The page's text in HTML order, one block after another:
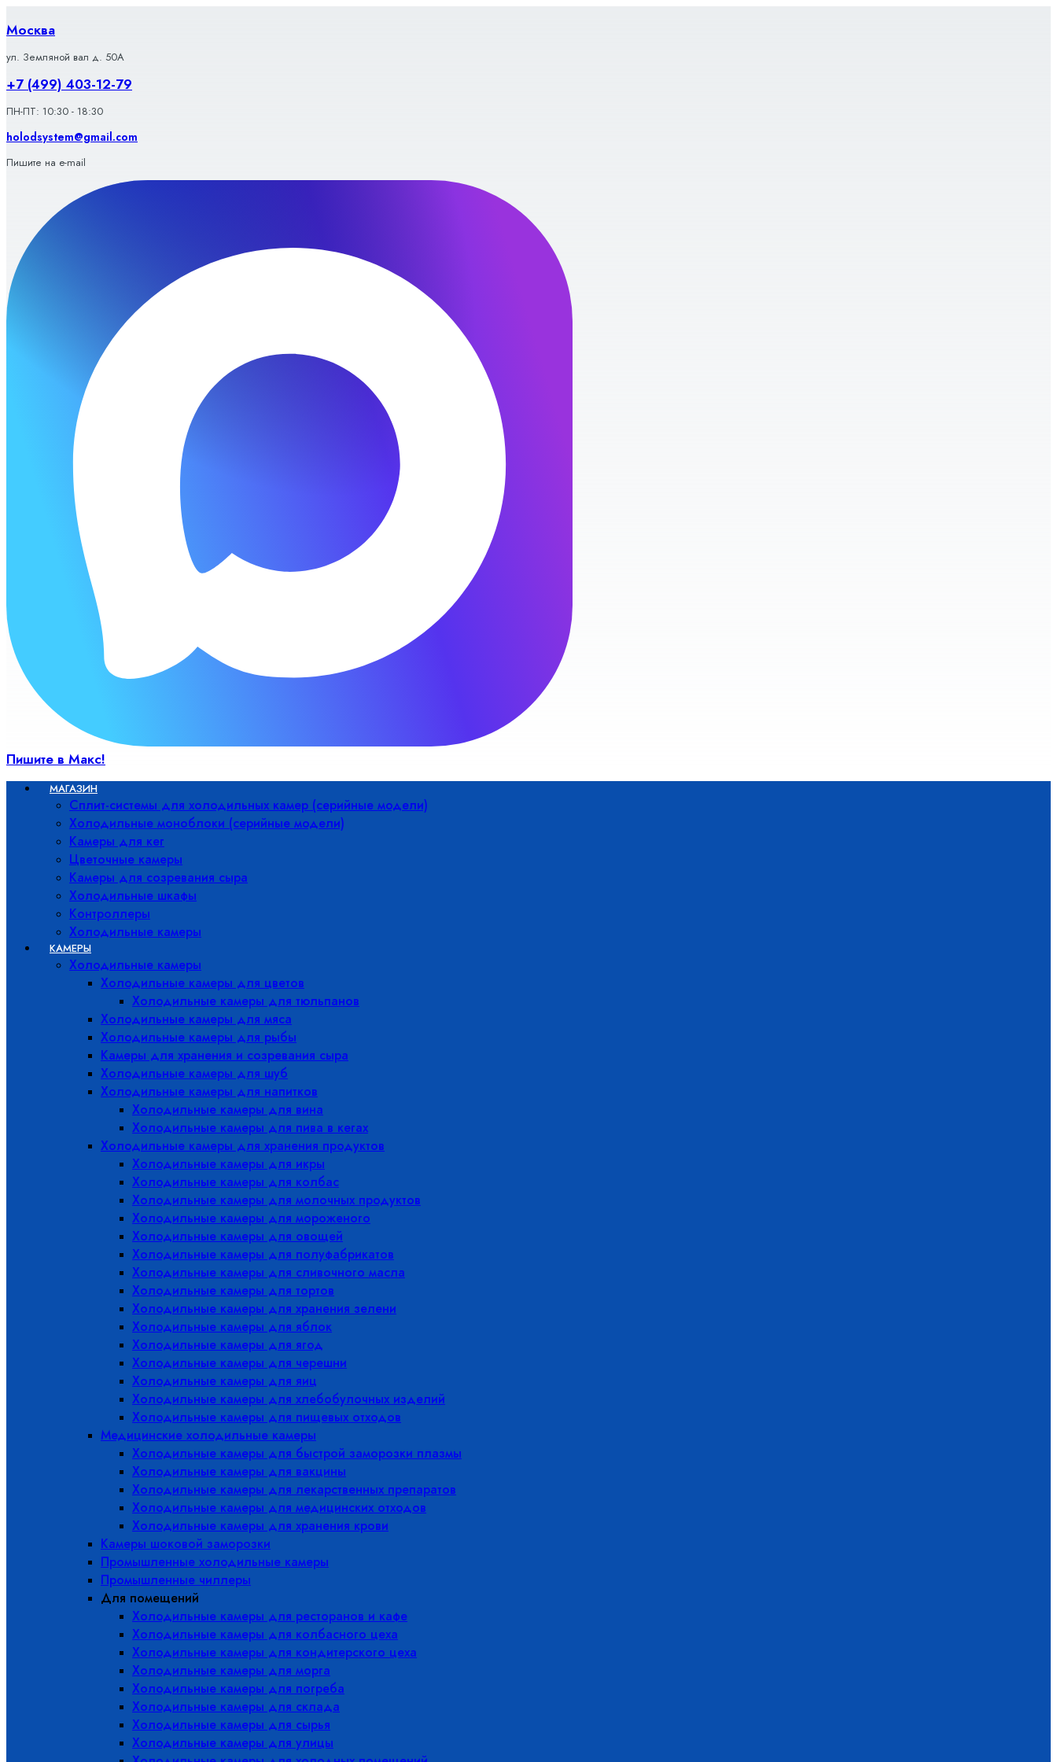
к
содержимому
Москва
ул. Земляной вал д. 50А
+7 (499) 403-12-79
ПН-ПТ: 10:30 - 18:30
holodsystem@gmail.com
Пишите на e-mail
Пишите в Макс!
МАГАЗИН
Сплит-системы для холодильных камер (серийные модели)
Холодильные моноблоки (серийные модели)
Камеры для кег
Цветочные камеры
Камеры для созревания сыра
Холодильные шкафы
Контроллеры
Холодильные камеры
КАМЕРЫ
Холодильные камеры
Холодильные камеры для цветов
Холодильные камеры для тюльпанов
Холодильные камеры для мяса
Холодильные камеры для рыбы
Камеры для хранения и созревания сыра
Холодильные камеры для шуб
Холодильные камеры для напитков
Холодильные камеры для вина
Холодильные камеры для пива в кегах
Холодильные камеры для хранения продуктов
Холодильные камеры для икры
Холодильные камеры для колбас
Холодильные камеры для молочных продуктов
Холодильные камеры для мороженого
Холодильные камеры для овощей
Холодильные камеры для полуфабрикатов
Холодильные камеры для сливочного масла
Холодильные камеры для тортов
Холодильные камеры для хранения зелени
Холодильные камеры для яблок
Холодильные камеры для ягод
Холодильные камеры для черешни
Холодильные камеры для яиц
Холодильные камеры для хлебобулочных изделий
Холодильные камеры для пищевых отходов
Медицинские холодильные камеры
Холодильные камеры для быстрой заморозки плазмы
Холодильные камеры для вакцины
Холодильные камеры для лекарственных препаратов
Холодильные камеры для медицинских отходов
Холодильные камеры для хранения крови
Камеры шоковой заморозки
Промышленные холодильные камеры
Промышленные чиллеры
Для помещений
Холодильные камеры для ресторанов и кафе
Холодильные камеры для колбасного цеха
Холодильные камеры для кондитерского цеха
Холодильные камеры для морга
Холодильные камеры для погреба
Холодильные камеры для склада
Холодильные камеры для сырья
Холодильные камеры для улицы